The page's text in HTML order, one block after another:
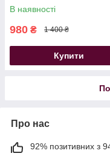
В наявності
980 ₴ 1 400 ₴
Купити
Про нас
92% позитивних з 94